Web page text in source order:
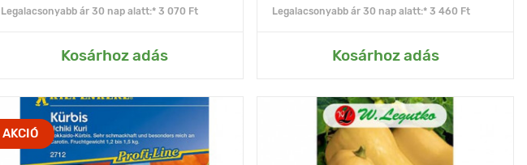
Legalacsonyabb ár 30 nap alatt:* 3 070 Ft
Kosárhoz adás
Hozzáadás az Én kertemhez
Legalacsonyabb ár 30 nap alatt:* 3 460 Ft
Kosárhoz adás
Hozzáadás az Én kertemhez
AKCIÓ
Jellemzők
íztulajdonságok
Jellemzők
harang alakú
gyümölcsök